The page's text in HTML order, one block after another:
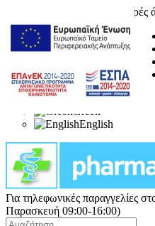
Δωρεάν μεταφορικά για
Greek
English
Για τηλεφωνικές παραγγελίες
Παρασκευή 09:00-16:00)